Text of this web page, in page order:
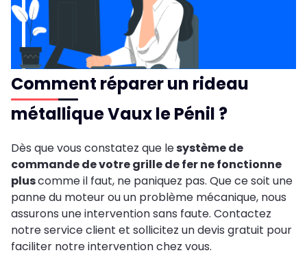
Comment réparer un rideau
métallique Vaux le Pénil ?
Dès que vous constatez que lesystème de
commande de votre grille de fer ne fonctionne
pluscomme il faut, ne paniquez pas. Que ce soit une
panne du moteur ou un problème mécanique, nous
assurons une intervention sans faute. Contactez
notre service client et sollicitez un devis gratuit pour
faciliter notre intervention chez vous.